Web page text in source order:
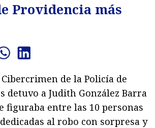
Providencia más
de la Policía de
detuvo a Judith González Barra
figuraba entre las 10 personas
al robo con sorpresa y